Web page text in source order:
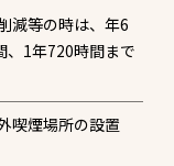
減等の時は、年6
、1年720時間まで
喫煙場所の設置